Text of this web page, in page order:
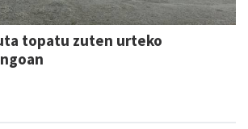
topatu zuten urteko